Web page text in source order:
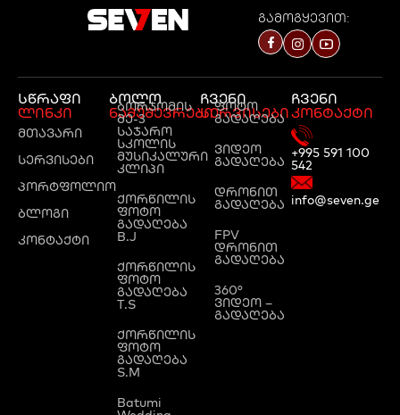
გამოგყევით:
სწრაფი
ლინკი
მთავარი
სერვისები
პორტფოლიო
ბლოგი
კონტაქტი
ბოლო
ნამუშევრები
ბორჯომის
მე-3
საჯარო
სკოლის
მუსიკალური
კლიპი
ქორწილის
ფოტო
გადაღება
B.J
ქორწილის
ფოტო
გადაღება
T.S
ქორწილის
ფოტო
გადაღება
S.M
Batumi
ჩვენი
სერვისები
ფოტო
გადაღება
ვიდეო
გადაღება
დრონით
გადაღება
FPV
დრონით
გადაღება
360°
ვიდეო –
გადაღება
ჩვენი
კონტაქტი
+995 591 100
542
info@seven.ge